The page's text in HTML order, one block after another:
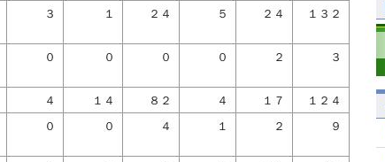
３ １ ２４ ５ ２４ １３２
０ ０ ０ ０ ２ ３
４ １４ ８２ ４ １７
１２４
０ ０ ４ １ ２ ９